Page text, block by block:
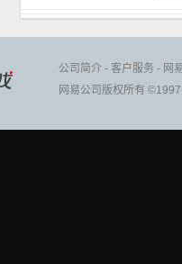
公司简介 - 客户服务 - 网
网易公司版权所有